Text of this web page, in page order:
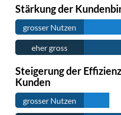
Stärkung der
grosser Nutzen
eher gross
Steigerung der
Kunden
grosser Nutzen